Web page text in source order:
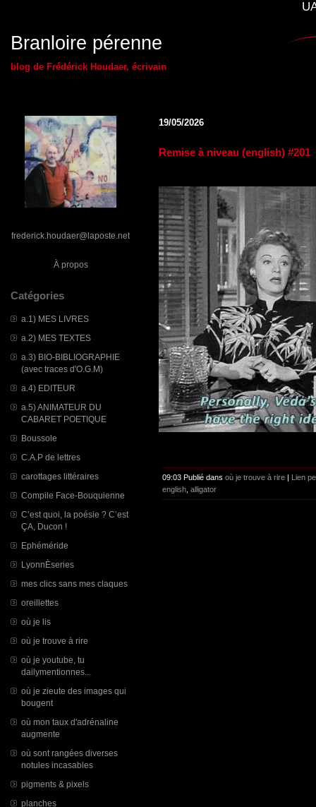
Branloire pérenne
blog de Frédérick Houdaer, écrivain
frederick.houdaer@laposte.net
À propos
Catégories
a.1) MES LIVRES
a.2) MES TEXTES
a.3) BIO-BIBLIOGRAPHIE
(avec traces d'O.G.M)
a.4) EDITEUR
a.5) ANIMATEUR DU
CABARET POETIQUE
Boussole
C.A.P de lettres
carottages littéraires
Compile Face-Bouquienne
C’est quoi, la poésie ? C’est
ÇA, Ducon !
Ephéméride
LyonnÈseries
mes clics sans mes claques
oreillettes
où je lis
où je trouve à rire
où je youtube, tu
dailymentionnes...
où je zieute des images qui
bougent
où mon taux d'adrénaline
augmente
où sont rangées diverses
notules incasables
pigments & pixels
planches
19/05/2026
Remise à niveau (english) #201
09:03 Publié dans où je trouve à rire
Lien
english, alligator